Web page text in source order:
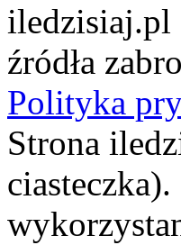
iledzisiaj.pl
źródła
Polityka
Strona